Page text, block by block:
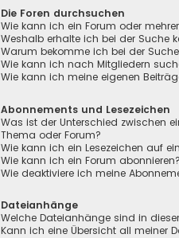
Die Foren durchsuchen
Wie kann ich ein Forum oder
Weshalb erhalte ich bei der Suche
Warum bekomme ich bei der Suche
Wie kann ich nach Mitgliedern
Wie kann ich meine eigenen
Abonnements und Lesezeichen
Was ist der Unterschied zwischen
Thema oder Forum?
Wie kann ich ein Lesezeichen auf
Wie kann ich ein Forum abonnieren?
Wie deaktiviere ich meine
Dateianhänge
Welche Dateianhänge sind in
Kann ich eine Übersicht all meiner